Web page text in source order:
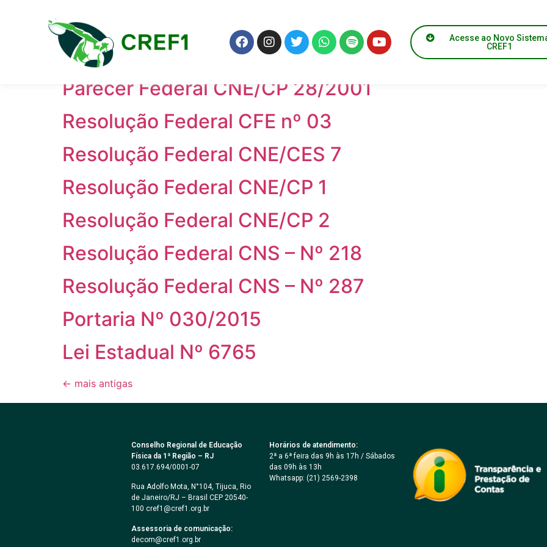
Acesse ao Novo
CREF1
Anos:
Parecer Federal CNE/CP 27/2001
Parecer Federal CNE/CP 28/2001
Resolução Federal CFE nº 03
Resolução Federal CNE/CES 7
Resolução Federal CNE/CP 1
Resolução Federal CNE/CP 2
Resolução Federal CNS – Nº 218
Resolução Federal CNS – Nº 287
Portaria Nº 030/2015
Lei Estadual Nº 6765
← mais antigas
Conselho Regional de Educação
Física da 1ª Região – RJ
03.617.694/0001-07
Rua Adolfo Mota, N°104, Tijuca, Rio
de Janeiro/RJ – Brasil CEP 20540-
100 cref1@cref1.org.br
Assessoria de comunicação:
decom@cref1.org.br
Horários de atendimento:
2ª a 6ª feira das 9h às 17h / Sábados
das 09h às 13h
Whatsapp: (21) 2569-2398